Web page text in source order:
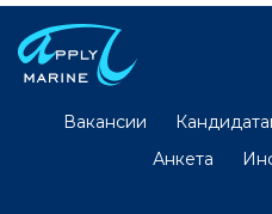
Вакансии
Анкета